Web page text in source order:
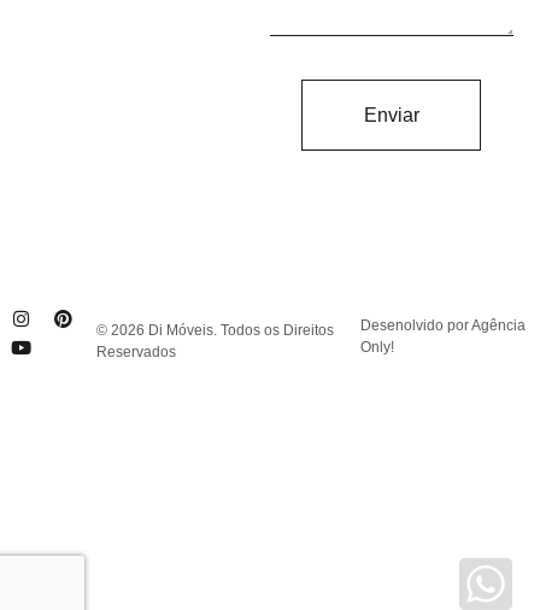
Enviar
© 2026 Di Móveis. Todos os Direitos
Reservados
Desenolvido por Agência
Only!